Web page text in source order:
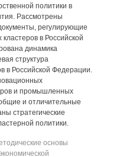
политики в
Рассмотрены
регулирующие
в Российской
динамика
структура
в Российской Федерации.
и промышленных
и отличительные
стратегические
политики.
основы